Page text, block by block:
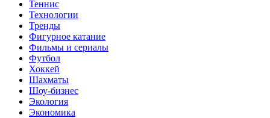
Теннис
Технологии
Тренды
Фигурное катание
Фильмы и сериалы
Футбол
Хоккей
Шахматы
Шоу-бизнес
Экология
Экономика